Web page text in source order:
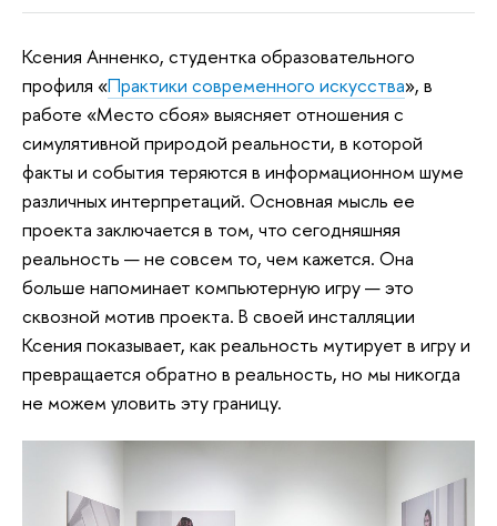
Ксения Анненко, студентка образовательного
профиля «Практики современного искусства», в
работе «Место сбоя» выясняет отношения с
симулятивной природой реальности, в которой
факты и события теряются в информационном шуме
различных интерпретаций. Основная мысль ее
проекта заключается в том, что сегодняшняя
реальность — не совсем то, чем кажется. Она
больше напоминает компьютерную игру — это
сквозной мотив проекта. В своей инсталляции
Ксения показывает, как реальность мутирует в игру и
превращается обратно в реальность, но мы никогда
не можем уловить эту границу.